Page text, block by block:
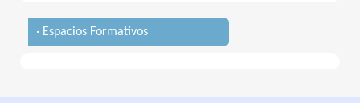
· Espacios Formativos